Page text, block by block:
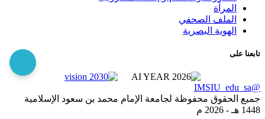
المرآة
الملف الصحفي
الهوية البصرية
تابعنا على
@IMSIU_edu_sa
جميع الحقوق محفوظة لجامعة الإمام محمد بن سعود الإسلامية
1448 هـ -
2026 م